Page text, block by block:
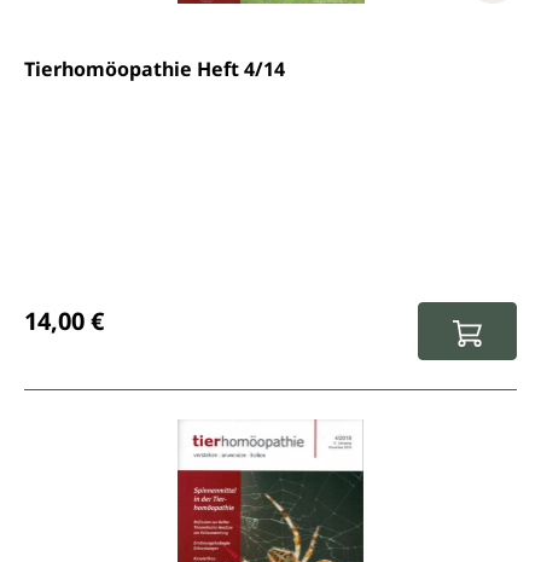
Tierhomöopathie Heft 4/14
14,00 €